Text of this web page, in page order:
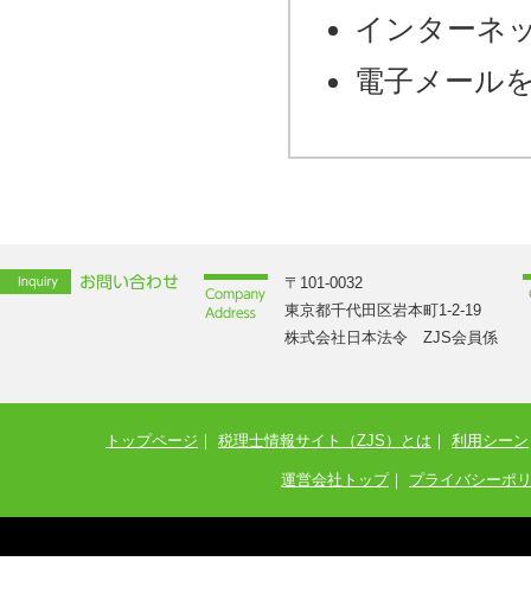
インターネ
電子メール
〒101-0032
東京都千代田区岩本町1-2-19
株式会社日本法令 ZJS会員係
トップページ ｜ 税理士情報サイト（ZJS）とは ｜ 利用シーン
運営会社トップ｜ プライバシーポ